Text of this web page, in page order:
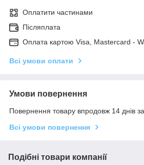
Оплатити частинами
Післяплата
Оплата картою Visa, Mastercard -
Всі умови оплати
Умови повернення
Повернення товару впродовж 14 днів
Всі умови повернення
Подібні товари компанії